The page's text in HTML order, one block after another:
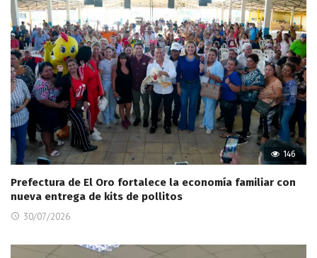
146
Prefectura de El Oro fortalece la economía familiar con
nueva entrega de kits de pollitos
30/07/2026